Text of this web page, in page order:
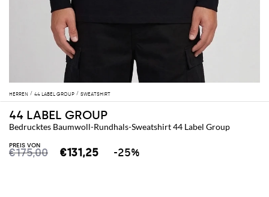
HERREN 44 LABEL GROUP SWEATSHIRT
44 LABEL GROUP
Bedrucktes Baumwoll-Rundhals-Sweatshirt 44 Label Group
PREIS VON
€175,00 €131,25 -25%